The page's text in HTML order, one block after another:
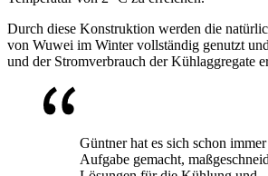
Durch diese Konstruktion werden die
von Wuwei im Winter vollständig genutzt
und der Stromverbrauch der Kühlaggregate
Güntner hat es sich schon
Aufgabe gemacht,